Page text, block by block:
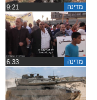
מדינה
מדינה